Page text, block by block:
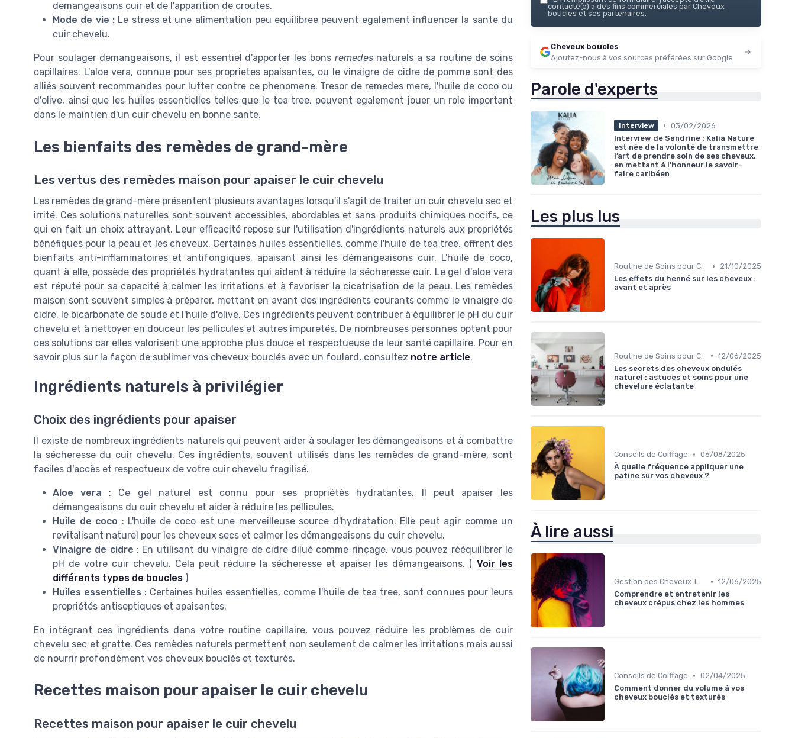
demangeaisons cuir et de l'apparition de croutes.
Mode de vie :Le stress et une alimentation peu equilibree peuvent egalement influencer la sante du
cuir chevelu.
Pour soulager demangeaisons, il est essentiel d'apporter les bons remedesnaturels a sa routine de soins
capillaires. L'aloe vera, connue pour ses proprietes apaisantes, ou le vinaigre de cidre de pomme sont des
alliés souvent recommandes pour lutter contre ce phenomene. Tresor de remedes mere, l'huile de coco ou
d'olive, ainsi que les huiles essentielles telles que le tea tree, peuvent egalement jouer un role important
dans le maintien d'un cuir chevelu en bonne sante.
Les bienfaits des remèdes de grand-mère
Les vertus des remèdes maison pour apaiser le cuir chevelu
Les remèdes de grand-mère présentent plusieurs avantages lorsqu'il s'agit de traiter un cuir chevelu sec et
irrité. Ces solutions naturelles sont souvent accessibles, abordables et sans produits chimiques nocifs, ce
qui en fait un choix attrayant. Leur efficacité repose sur l'utilisation d'ingrédients naturels aux propriétés
bénéfiques pour la peau et les cheveux. Certaines huiles essentielles, comme l'huile de tea tree, offrent des
bienfaits anti-inflammatoires et antifongiques, apaisant ainsi les démangeaisons cuir. L'huile de coco,
quant à elle, possède des propriétés hydratantes qui aident à réduire la sécheresse cuir. Le gel d'aloe vera
est réputé pour sa capacité à calmer les irritations et à favoriser la cicatrisation de la peau. Les remèdes
maison sont souvent simples à préparer, mettant en avant des ingrédients courants comme le vinaigre de
cidre, le bicarbonate de soude et l'huile d'olive. Ces ingrédients peuvent contribuer à équilibrer le pH du cuir
chevelu et à nettoyer en douceur les pellicules et autres impuretés. De nombreuses personnes optent pour
ces solutions car elles valorisent une approche plus douce et respectueuse de leur santé capillaire. Pour en
savoir plus sur la façon de sublimer vos cheveux bouclés avec un foulard, consultez notre article.
Ingrédients naturels à privilégier
Choix des ingrédients pour apaiser
Il existe de nombreux ingrédients naturels qui peuvent aider à soulager les démangeaisons et à combattre
la sécheresse du cuir chevelu. Ces ingrédients, souvent utilisés dans les remèdes de grand-mère, sont
faciles d'accès et respectueux de votre cuir chevelu fragilisé.
Aloe vera : Ce gel naturel est connu pour ses propriétés hydratantes. Il peut apaiser les
démangeaisons du cuir chevelu et aider à réduire les pellicules.
Huile de coco : L'huile de coco est une merveilleuse source d'hydratation. Elle peut agir comme un
revitalisant naturel pour les cheveux secs et calmer les démangeaisons du cuir chevelu.
Vinaigre de cidre : En utilisant du vinaigre de cidre dilué comme rinçage, vous pouvez rééquilibrer le
pH de votre cuir chevelu. Cela peut réduire la sécheresse et apaiser les démangeaisons. ( Voir les
différents types de boucles )
Huiles essentielles : Certaines huiles essentielles, comme l'huile de tea tree, sont connues pour leurs
propriétés antiseptiques et apaisantes.
En intégrant ces ingrédients dans votre routine capillaire, vous pouvez réduire les problèmes de cuir
chevelu sec et gratte. Ces remèdes naturels permettent non seulement de calmer les irritations mais aussi
de nourrir profondément vos cheveux bouclés et texturés.
Recettes maison pour apaiser le cuir chevelu
Recettes maison pour apaiser le cuir chevelu
contacté(e) à des fins commerciales par Cheveux
boucles et ses partenaires.
Cheveux boucles
Ajoutez-nous à vos sources préférées sur Google
Parole d'experts
Interview • 03/02/2026
Interview de Sandrine : Kalia Nature
est née de la volonté de transmettre
l’art de prendre soin de ses cheveux,
en mettant à l’honneur le savoir-
faire caribéen
Les plus lus
Routine de Soins pour Cheveux Bouclés •
21/10/2025
Les effets du henné sur les cheveux :
avant et après
• 12/06/2025
Les secrets des cheveux ondulés
naturel : astuces et soins pour une
chevelure éclatante
Conseils de Coiffage • 06/08/2025
À quelle fréquence appliquer une
patine sur vos cheveux ?
À lire aussi
Gestion des Cheveux Texturés au Quotidien • 12/06/2025
Comprendre et entretenir les
cheveux crépus chez les hommes
Conseils de Coiffage • 02/04/2025
Comment donner du volume à vos
cheveux bouclés et texturés